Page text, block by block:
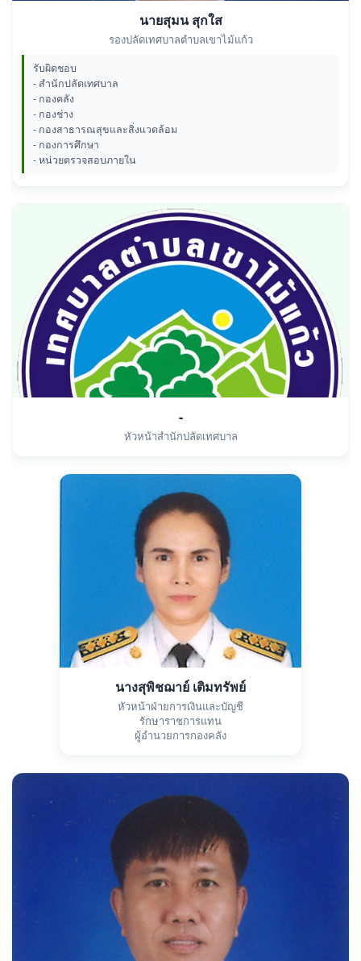
นายสุมน สุกใส
รองปลัดเทศบาลตำบลเขาไม้แก้ว
รับผิดชอบ
- สำนักปลัดเทศบาล
- กองคลัง
- กองช่าง
- กองสาธารณสุขและสิ่งแวดล้อม
- กองการศึกษา
- หน่วยตรวจสอบภายใน
-
หัวหน้าสำนักปลัดเทศบาล
นางสุพิชฌาย์ เติมทรัพย์
หัวหน้าฝ่ายการเงินและบัญชี
รักษาราชการแทน
ผู้อำนวยการกองคลัง